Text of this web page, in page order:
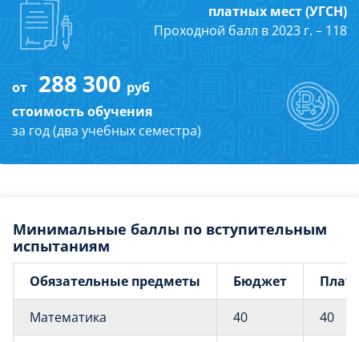
платных мест (УГСН)
Проходной балл в 2023 г. – 118
от 288 300 руб
стоимость обучения
за год (два учебных семестра)
Минимальные баллы по вступительным
испытаниям
Обязательные предметы Бюджет
Математика 40 40